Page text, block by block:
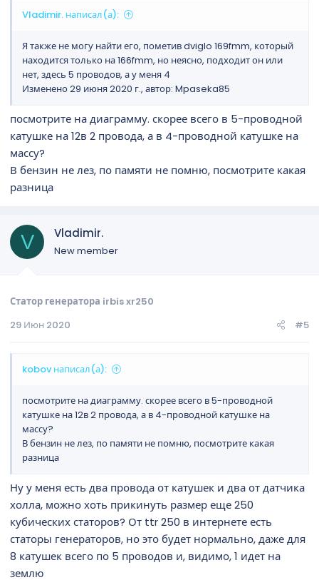
Vladimir. написал(а):
Я также не могу найти его, пометив dviglo 169fmm, который
находится только на 166fmm, но неясно, подходит он или
нет, здесь 5 проводов, а у меня 4
Изменено 29 июня 2020 г., автор: Mpaseka85
посмотрите на диаграмму. скорее всего в 5-проводной
катушке на 12в 2 провода, а в 4-проводной катушке на
массу?
В бензин не лез, по памяти не помню, посмотрите какая
разница
V Vladimir.
New member
Статор генератора irbis xr250
29 Июн 2020
#5
kobov написал(а):
посмотрите на диаграмму. скорее всего в 5-проводной
катушке на 12в 2 провода, а в 4-проводной катушке на
массу?
В бензин не лез, по памяти не помню, посмотрите какая
разница
Ну у меня есть два провода от катушек и два от датчика
холла, можно хоть прикинуть размер еще 250
кубических статоров? От ttr 250 в интернете есть
статоры генераторов, но это будет нормально, даже для
8 катушек всего по 5 проводов и, видимо, 1 идет на
землю